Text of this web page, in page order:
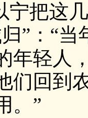
宁把这
”：“当
年轻人
们回到
。”